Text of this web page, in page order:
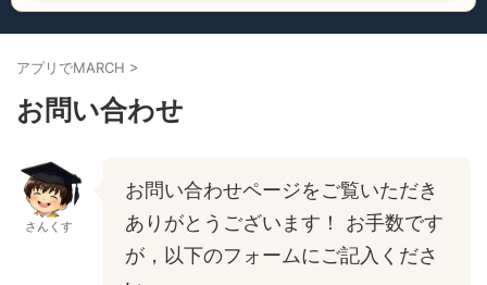
アプリでMARCH >
お問い合わせ
さんくす
お問い合わせページをご覧いただき
ありがとうございます！ お手数です
が，以下のフォームにご記入くださ